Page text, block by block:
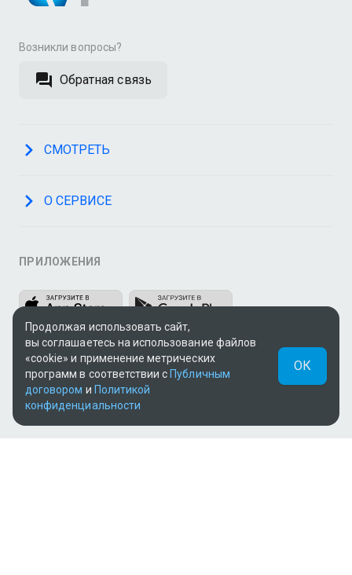
Возникли вопросы?
Обратная связь
СМОТРЕТЬ
О СЕРВИСЕ
ПРИЛОЖЕНИЯ
МЫ В СОЦСЕТЯХ
Продолжая использовать сайт,
вы соглашаетесь на использование файлов
«cookie» и применение метрических
программ в соответствии с Публичным
договором и Политикой
конфиденциальности
ОК